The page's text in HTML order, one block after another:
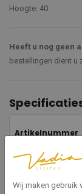
Hoogte: 40
Heeft u nog geen
bestellingen dient u
Artikelnummer
Breedte
Wij maken gebruik